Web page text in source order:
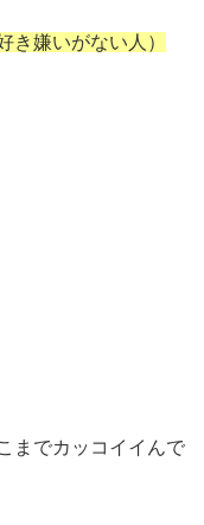
き嫌いがない人）
までカッコイイんで